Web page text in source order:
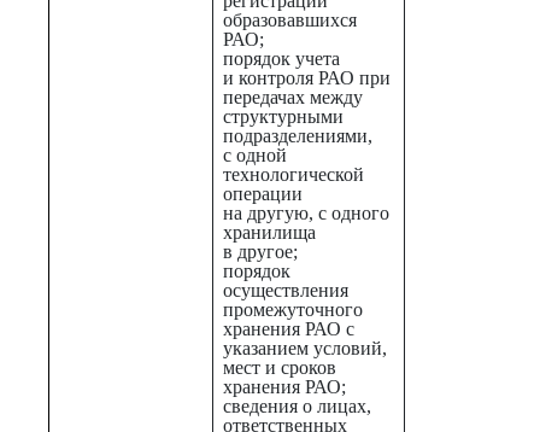
образовавшихся
РАО;
порядок учета
и контроля РАО при
передачах между
структурными
подразделениями,
с одной
технологической
операции
на другую, с одного
хранилища
в другое;
порядок
осуществления
промежуточного
хранения РАО с
указанием условий,
мест и сроков
хранения РАО;
сведения о лицах,
ответственных